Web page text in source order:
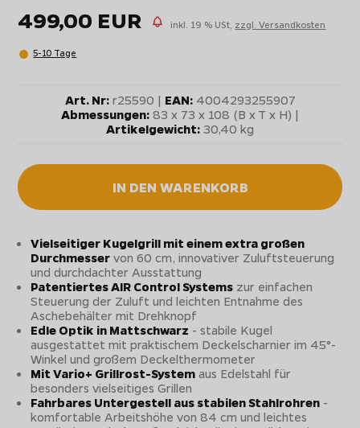
499,00 EUR inkl. 19 % USt, zzgl. Versandkosten
5-10 Tage
Art. Nr:r25590 | EAN:4004293255907
Abmessungen: 83 x 73 x 108 (B x T x H) |
Artikelgewicht: 30,40 kg
IN DEN WARENKORB
Vielseitiger Kugelgrill mit einem extra großen
Durchmesser von 60 cm, innovativer Zuluftsteuerung
und durchdachter Ausstattung
Patentiertes AIR Control Systems zur einfachen
Steuerung der Zuluft und leichten Entnahme des
Aschebehälter mit Drehknopf
Edle Optik in Mattschwarz - stabile Kugel
ausgestattet mit praktischem Deckelscharnier im 45°-
Winkel und großem Deckelthermometer
Mit Vario+ Grillrost-System aus Edelstahl für
besonders vielseitiges Grillen
Fahrbares Untergestell aus stabilen Stahlrohren -
komfortable Arbeitshöhe von 84 cm und leichtes